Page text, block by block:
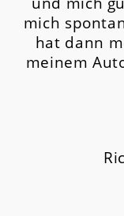
mich
hat dann
meinem